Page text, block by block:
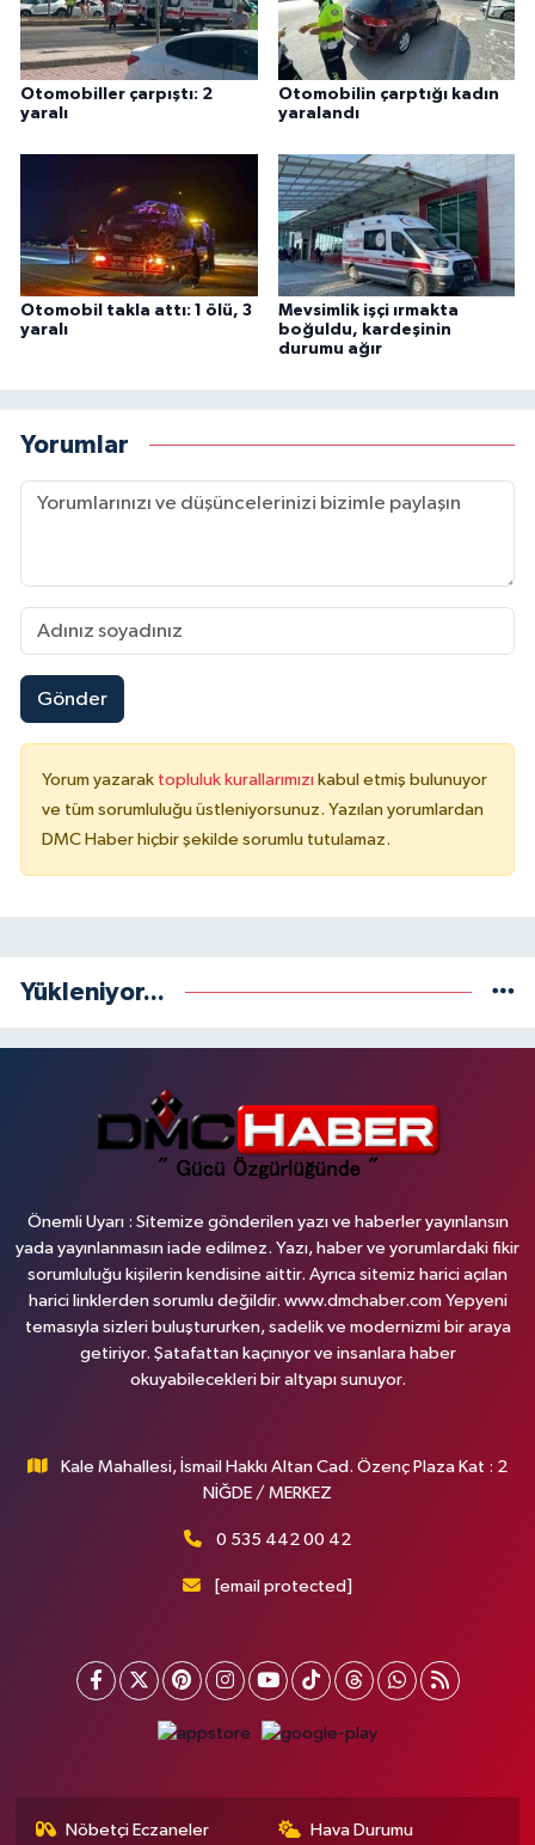
Otomobiller çarpıştı: 2
yaralı
Otomobilin çarptığı kadın
yaralandı
Otomobil takla attı: 1 ölü, 3
yaralı
Mevsimlik işçi ırmakta
boğuldu, kardeşinin
durumu ağır
Yorumlar
Gönder
Yorum yazarak topluluk kurallarımızı kabul etmiş bulunuyor
ve tüm sorumluluğu üstleniyorsunuz. Yazılan yorumlardan
DMC Haber hiçbir şekilde sorumlu tutulamaz.
Yükleniyor...
Önemli Uyarı : Sitemize gönderilen yazı ve haberler yayınlansın
yada yayınlanmasın iade edilmez. Yazı, haber ve yorumlardaki fikir
sorumluluğu kişilerin kendisine aittir. Ayrıca sitemiz harici açılan
harici linklerden sorumlu değildir. www.dmchaber.com Yepyeni
temasıyla sizleri buluştururken, sadelik ve modernizmi bir araya
getiriyor. Şatafattan kaçınıyor ve insanlara haber
okuyabilecekleri bir altyapı sunuyor.
Kale Mahallesi, İsmail Hakkı Altan Cad. Özenç Plaza Kat : 2
NİĞDE / MERKEZ
0 535 442 00 42
[email protected]
Nöbetçi Eczaneler Hava Durumu